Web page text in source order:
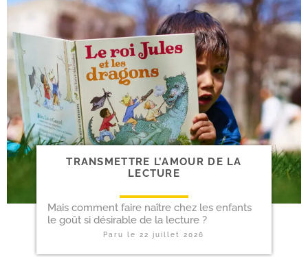
TRANSMETTRE L’AMOUR DE LA
LECTURE
Mais com­ment faire naître chez les enfants
le goût si dési­rable de la lecture ?
Paru le22 juillet 2026